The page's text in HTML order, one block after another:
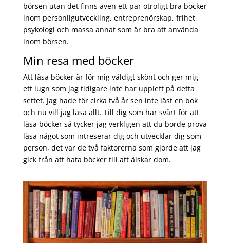
börsen utan det finns även ett par otroligt bra böcker
inom personligutveckling, entreprenörskap, frihet,
psykologi och massa annat som är bra att använda
inom börsen.
Min resa med böcker
Att läsa böcker är för mig väldigt skönt och ger mig
ett lugn som jag tidigare inte har uppleft på detta
settet. Jag hade för cirka två år sen inte läst en bok
och nu vill jag läsa allt. Till dig som har svårt för att
läsa böcker så tycker jag verkligen att du borde prova
läsa något som intreserar dig och utvecklar dig som
person, det var de två faktorerna som gjorde att jag
gick från att hata böcker till att älskar dom.